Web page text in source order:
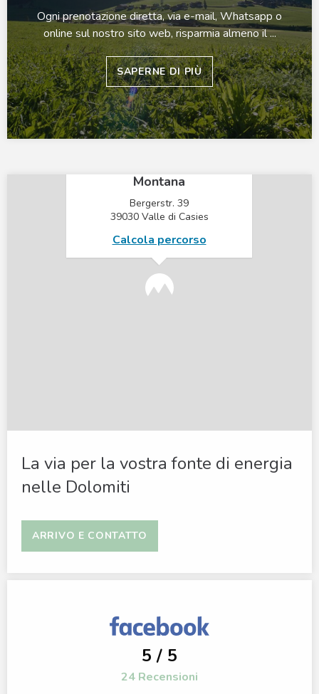
Ogni prenotazione diretta, via e-mail, Whatsapp o
online sul nostro sito web, risparmia almeno il ...
SAPERNE DI PIÙ
Montana
Bergerstr. 39
39030 Valle di Casies
Calcola percorso
La via per la vostra fonte di energia
nelle Dolomiti
ARRIVO E CONTATTO
5 / 5
24 Recensioni